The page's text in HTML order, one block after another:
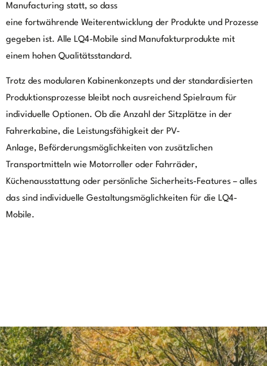
Manufacturing statt, so dass
eine fortwährende Weiterentwicklung der Produkte und Prozesse
gegeben ist. Alle LQ4-Mobile sind Manufakturprodukte mit
einem hohen Qualitätsstandard.
Trotz des modularen Kabinenkonzepts und der standardisierten
Produktionsprozesse bleibt noch ausreichend Spielraum für
individuelle Optionen. Ob die Anzahl der Sitzplätze in der
Fahrerkabine, die Leistungsfähigkeit der PV-
Anlage, Beförderungsmöglichkeiten von zusätzlichen
Transportmitteln wie Motorroller oder Fahrräder,
Küchenausstattung oder persönliche Sicherheits-Features – alles
das sind individuelle Gestaltungsmöglichkeiten für die LQ4-
Mobile.